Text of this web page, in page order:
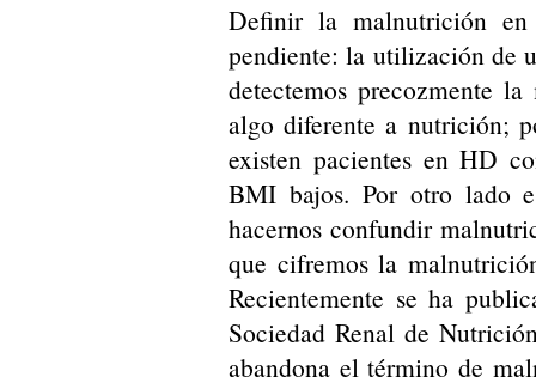
Definir la malnutrición en
pendiente: la utilización de
detectemos precozmente
algo diferente a nutrición;
existen pacientes en HD
BMI bajos. Por otro lado
hacernos confundir
que cifremos la
Recientemente se ha
Sociedad Renal de
abandona el término de